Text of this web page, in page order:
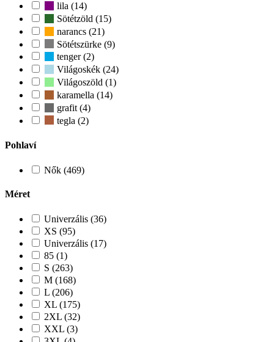
lila (14)
Sötétzöld (15)
narancs (21)
Sötétszürke (9)
tenger (2)
Világoskék (24)
Világoszöld (1)
karamella (14)
grafit (4)
tegla (2)
Pohlaví
Nők (469)
Méret
Univerzális (36)
XS (95)
Univerzális (17)
85 (1)
S (263)
M (168)
L (206)
XL (175)
2XL (32)
XXL (3)